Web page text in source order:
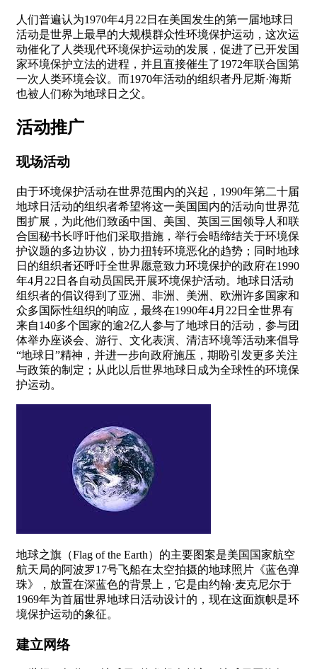
人们普遍认为1970年4月22日在美国发生的第一届地球日
活动是世界上最早的大规模群众性环境保护运动，这次运
动催化了人类现代环境保护运动的发展，促进了已开发国
家环境保护立法的进程，并且直接催生了1972年联合国第
一次人类环境会议。而1970年活动的组织者丹尼斯·海斯
也被人们称为地球日之父。
活动推广
现场活动
由于环境保护活动在世界范围内的兴起，1990年第二十届
地球日活动的组织者希望将这一美国国内的活动向世界范
围扩展，为此他们致函中国、美国、英国三国领导人和联
合国秘书长呼吁他们采取措施，举行会晤缔结关于环境保
护议题的多边协议，协力扭转环境恶化的趋势；同时地球
日的组织者还呼吁全世界愿意致力环境保护的政府在1990
年4月22日各自动员国民开展环境保护活动。地球日活动
组织者的倡议得到了亚洲、非洲、美洲、欧洲许多国家和
众多国际性组织的响应，最终在1990年4月22日全世界有
来自140多个国家的逾2亿人参与了地球日的活动，参与团
体举办座谈会、游行、文化表演、清洁环境等活动来倡导
“地球日”精神，并进一步向政府施压，期盼引发更多关注
与政策的制定；从此以后世界地球日成为全球性的环境保
护运动。
地球之旗（Flag of the Earth）的主要图案是美国国家航空
航天局的阿波罗17号飞船在太空拍摄的地球照片《蓝色弹
珠》，放置在深蓝色的背景上，它是由约翰·麦克尼尔于
1969年为首届世界地球日活动设计的，现在这面旗帜是环
境保护运动的象征。
建立网络